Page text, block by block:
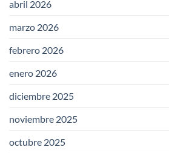
abril 2026
marzo 2026
febrero 2026
enero 2026
diciembre 2025
noviembre 2025
octubre 2025